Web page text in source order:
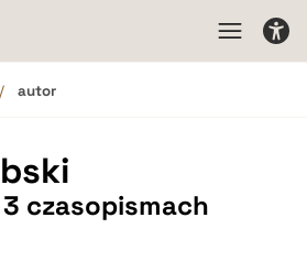
autor
czasopismach